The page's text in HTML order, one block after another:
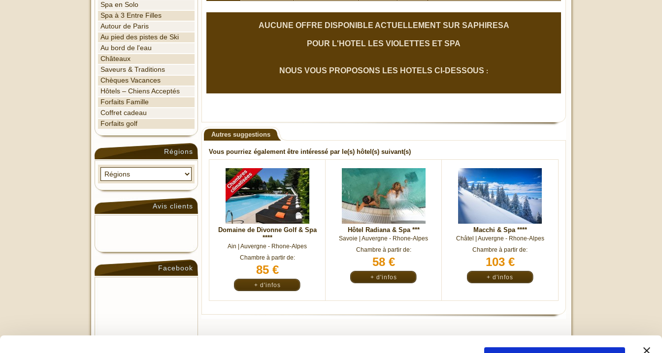
AUCUNE OFFRE DISPONIBLE ACTUELLEMENT SUR SAPHIRESA
POUR L'HOTEL LES VIOLETTES ET SPA
NOUS VOUS PROPOSONS LES HOTELS CI-DESSOUS :
Autres suggestions
Vous pourriez également être intéressé par le(s) hôtel(s) suivant(s)
Domaine de Divonne Golf & Spa
****
Ain | Auvergne - Rhone-Alpes
Chambre à partir de:
85 €
+ d'infos
Hôtel Radiana & Spa***
Savoie | Auvergne - Rhone-Alpes
Chambre à partir de:
58 €
+ d'infos
Macchi & Spa ****
Châtel | Auvergne - Rhone-Alpes
Chambre à partir de:
103 €
+ d'infos
Spa en Solo
Spa à 3 Entre Filles
Autour de Paris
Au pied des pistes de Ski
Au bord de l'eau
Châteaux
Saveurs & Traditions
Chèques Vacances
Hôtels – Chiens Acceptés
Forfaits Famille
Coffret cadeau
Forfaits golf
Régions
Avis clients
Facebook